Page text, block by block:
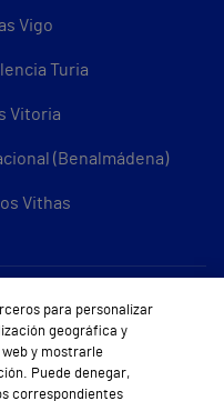
Vigo
Turia
Vitoria
(Benalmádena)
Vithas
para personalizar
geográfica y
y mostrarle
Puede denegar,
correspondientes